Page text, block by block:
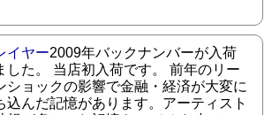
イヤー2009年バックナンバーが入荷
した。 当店初入荷です。 前年のリー
ショックの影響で金融・経済が大変に
込んだ記憶があります。アーティスト